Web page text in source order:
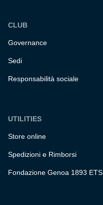
CLUB
Governance
Sedi
Responsabilità sociale
UTILITIES
Store online
Spedizioni e Rimborsi
Fondazione Genoa 1893 ETS